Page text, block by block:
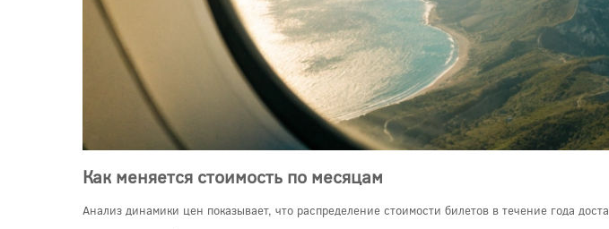
Как меняется стоимость по месяцам
Анализ динамики цен показывает, что распределение стоимости билетов в течение года